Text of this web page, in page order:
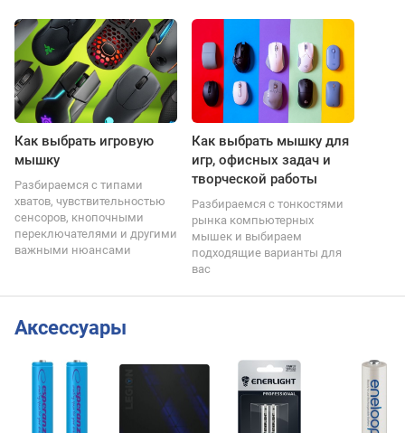
Как выбрать игровую
мышку
Разбираемся с типами
хватов, чувствительностью
сенсоров, кнопочными
переключателями и другими
важными нюансами
Как выбрать мышку для
игр, офисных задач и
творческой работы
Разбираемся с тонкостями
рынка компьютерных
мышек и выбираем
подходящие варианты для
вас
Аксессуары